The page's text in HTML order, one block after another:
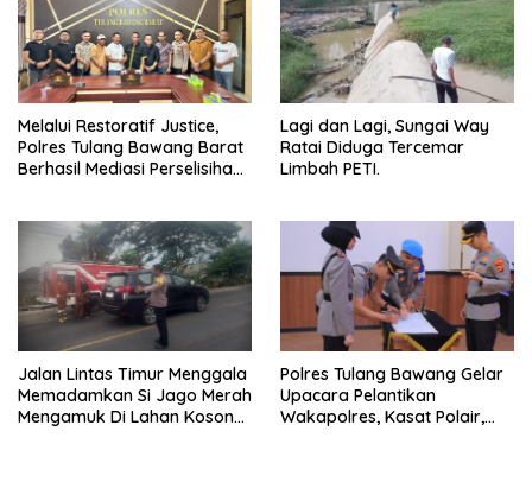
Melalui Restoratif Justice,
Polres Tulang Bawang Barat
Berhasil Mediasi Perselisihan
Lagi dan Lagi, Sungai Way
Ratai Diduga Tercemar
Limbah PETI.
Jalan Lintas Timur Menggala
Memadamkan Si Jago Merah
Mengamuk Di Lahan Kosong,
Polres Tulang Bawang Gelar
Upacara Pelantikan
Wakapolres, Kasat Polair,